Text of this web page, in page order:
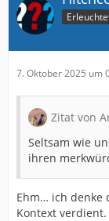
7. Oktober 2025 um
Zitat von
Seltsam wie
ihren
Ehm… ich denke
Kontext verdient.